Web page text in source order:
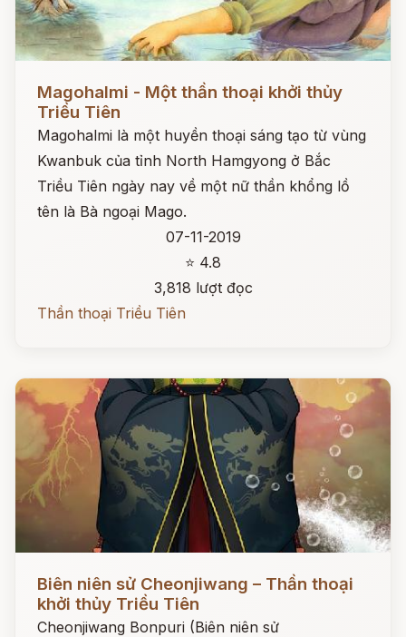
Magohalmi - Một thần thoại khởi thủy
Triều Tiên
Magohalmi là một huyền thoại sáng tạo từ vùng
Kwanbuk của tỉnh North Hamgyong ở Bắc
Triều Tiên ngày nay về một nữ thần khổng lồ
tên là Bà ngoại Mago.
07-11-2019
⭐ 4.8
3,818 lượt đọc
Thần thoại Triều Tiên
Biên niên sử Cheonjiwang – Thần thoại
khởi thủy Triều Tiên
Cheonjiwang Bonpuri (Biên niên sử